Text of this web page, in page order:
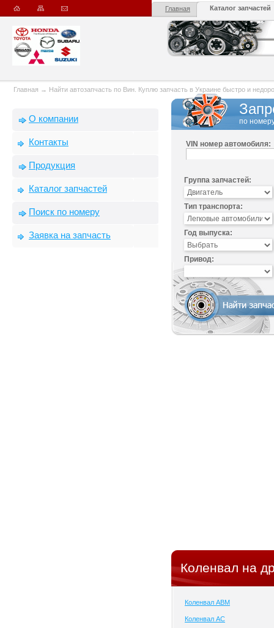
Главная Каталог запчастей
Главная → Найти автозапчасть по Вин. Куплю запчасть в Украине быстро и
О компании
Контакты
Продукция
Каталог запчастей
Поиск по номеру
Заявка на запчасть
по
VIN номер автомобиля:
Группа запчастей:
Тип транспорта:
Год выпуска:
Привод:
Коленвал на
Коленвал ABM
Коленвал AC